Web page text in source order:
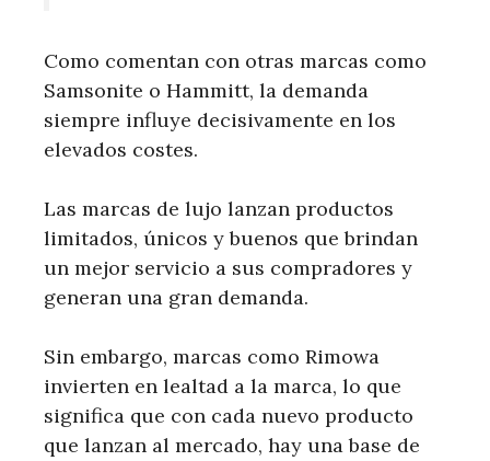
Como comentan con otras marcas como
Samsonite o Hammitt, la demanda
siempre influye decisivamente en los
elevados costes.
Las marcas de lujo lanzan productos
limitados, únicos y buenos que brindan
un mejor servicio a sus compradores y
generan una gran demanda.
Sin embargo, marcas como Rimowa
invierten en lealtad a la marca, lo que
significa que con cada nuevo producto
que lanzan al mercado, hay una base de